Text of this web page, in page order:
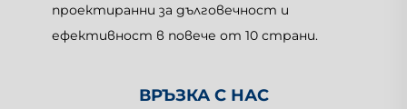
проектиранни за дълговечност и
ефективност в повече от 10 страни.
ВРЪЗКА С НАС